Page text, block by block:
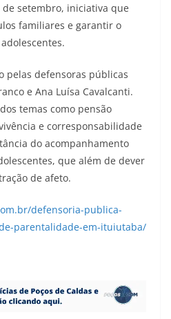
setembro, iniciativa que
familiares e garantir o
pelas defensoras públicas
e Ana Luísa Cavalcanti.
temas como pensão
e corresponsabilidade
do acompanhamento
que além de dever
de afeto.
defensoria-publica-
parentalidade-em-ituiutaba/